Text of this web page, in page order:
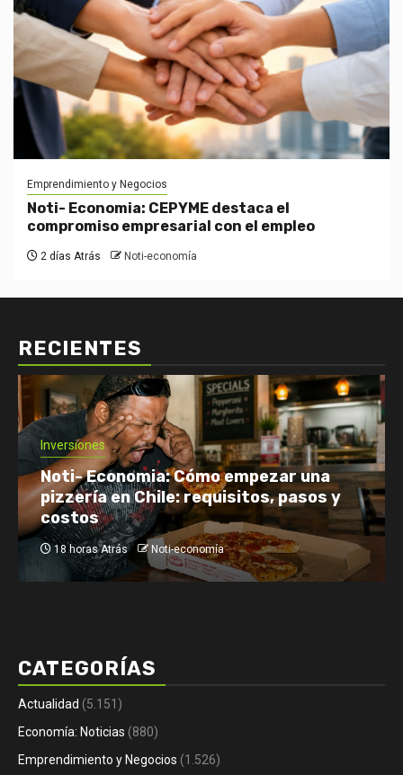
Emprendimiento y Negocios
Noti- Economia: CEPYME destaca el
compromiso empresarial con el empleo
2 días Atrás Noti-economía
RECIENTES
Economía: Noticias Emprendimiento y Negocios
Finanzas: Noticias y Consejos Inversiones
Netflix enfrenta el reto de retener a
su audiencia
21 horas Atrás Noti-economía
CATEGORÍAS
Actualidad (5.151)
Economía: Noticias (880)
Emprendimiento y Negocios (1.526)